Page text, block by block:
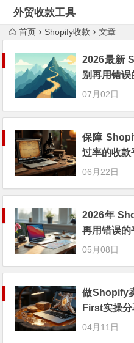
外贸收款工具
首页 Shopify收款 文章
2026最新
别再用错误
07月02日
保障
过率的收款
06月22日
2026年
再用错误的
05月08日
做Shopify
First实操分
04月11日